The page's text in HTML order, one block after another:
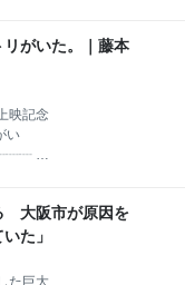
。 ※
ドが
かぶ
た看
の手術
て無
対し病
とを誇
熊本
リがいた。｜藤本
映記念
い
・
画祭
映が
がい
大阪市が原因を
た」
た巨大